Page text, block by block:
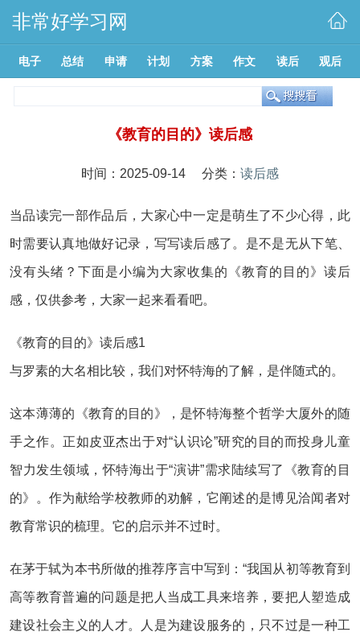
非常好学习网
电子 总结 申请 计划 方案 作文 读后 观后
《教育的目的》读后感
时间：2025-09-14 分类： 读后感
当品读完一部作品后，大家心中一定是萌生了不少心得，此
时需要认真地做好记录，写写读后感了。是不是无从下笔、
没有头绪？下面是小编为大家收集的《教育的目的》读后
感，仅供参考，大家一起来看看吧。
《教育的目的》读后感1
与罗素的大名相比较，我们对怀特海的了解，是伴随式的。
这本薄薄的《教育的目的》，是怀特海整个哲学大厦外的随
手之作。正如皮亚杰出于对“认识论”研究的目的而投身儿童
智力发生领域，怀特海出于“演讲”需求陆续写了《教育的目
的》。作为献给学校教师的劝解，它阐述的是博见洽闻者对
教育常识的梳理。它的启示并不过时。
在茅于轼为本书所做的推荐序言中写到：“我国从初等教育到
高等教育普遍的问题是把人当成工具来培养，要把人塑造成
建设社会主义的人才。人是为建设服务的，只不过是一种工